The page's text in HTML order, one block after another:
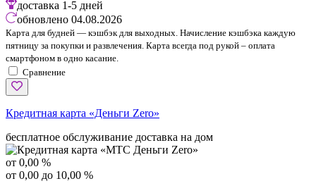
доставка 1-5 дней
обновлено 04.08.2026
Карта для будней — кэшбэк для выходных. Начисление кэшбэка каждую
пятницу за покупки и развлечения. Карта всегда под рукой – оплата
смартфоном в одно касание.
Сравнение
Кредитная карта «Деньги Zero»
бесплатное обслуживание доставка на дом
от 0,00 %
от 0,00 до 10,00 %